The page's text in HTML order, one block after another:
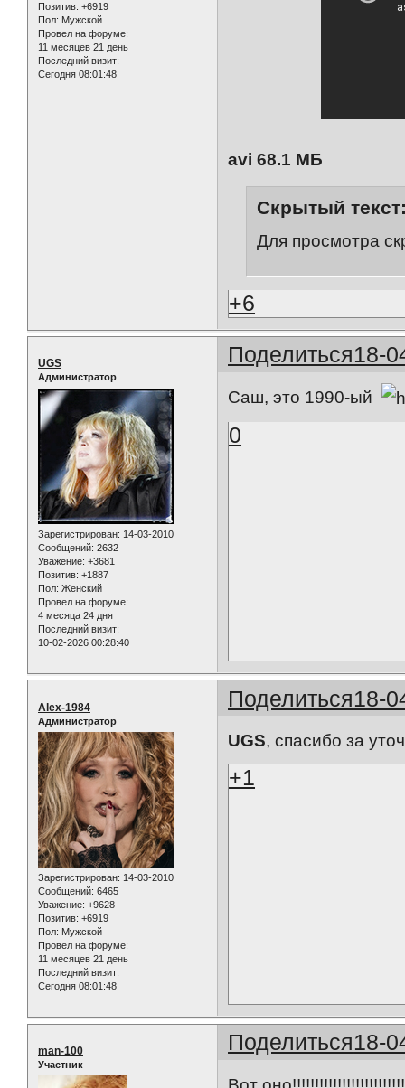
Позитив: +6919
Пол: Мужской
Провел на форуме:
11 месяцев 21 день
Последний визит:
Сегодня 08:01:48
avi 68.1 МБ
Скрытый
Для просмотра
+6
Поделиться18-
UGS
Администратор
Зарегистрирован: 14-03-2010
Сообщений: 2632
Уважение: +3681
Позитив: +1887
Пол: Женский
Провел на форуме:
4 месяца 24 дня
Последний визит:
10-02-2026 00:28:40
Саш, это 1990-ый
0
Поделиться18-
Alex-1984
Администратор
Зарегистрирован: 14-03-2010
Сообщений: 6465
Уважение: +9628
Позитив: +6919
Пол: Мужской
Провел на форуме:
11 месяцев 21 день
Последний визит:
Сегодня 08:01:48
UGS, спасибо за
+1
Поделиться18-
man-100
Участник